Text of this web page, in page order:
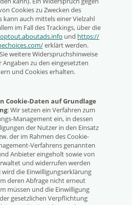
Cookies zu Zwecken des
kann auch mittels einer Vielzahl
im Fall des Trackings, über die
und https://
erklärt werden.
weitere Widerspruchshinweise
Angaben zu den eingesetzten
und Cookies erhalten.
Cookie-Daten auf Grundlage
: Wir setzen ein Verfahren zum
Management ein, in dessen
der Nutzer in den Einsatz
der im Rahmen des Cookie-
Verfahrens genannten
Anbieter eingeholt sowie von
und widerrufen werden
die Einwilligungserklärung
deren Abfrage nicht erneut
müssen und die Einwilligung
gesetzlichen Verpflichtung